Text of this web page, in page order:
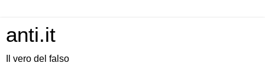
anti.it
Il vero del falso